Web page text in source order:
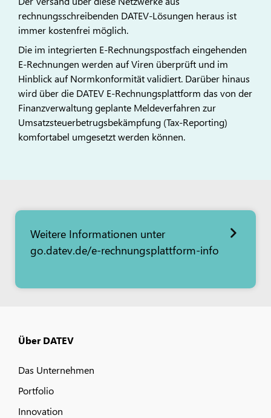
rechnungsschreibenden DATEV-Lösungen heraus ist
immer kostenfrei möglich.
Die im integrierten E-Rechnungspostfach eingehenden
E-Rechnungen werden auf Viren überprüft und im
Hinblick auf Normkonformität validiert. Darüber hinaus
wird über die DATEV E-Rechnungsplattform das von der
Finanzverwaltung geplante Meldeverfahren zur
Umsatzsteuerbetrugsbekämpfung (Tax-Reporting)
komfortabel umgesetzt werden können.
Weitere Informationen unter
go.datev.de/e-rechnungsplattform-info
Über DATEV
Das Unternehmen
Portfolio
Innovation